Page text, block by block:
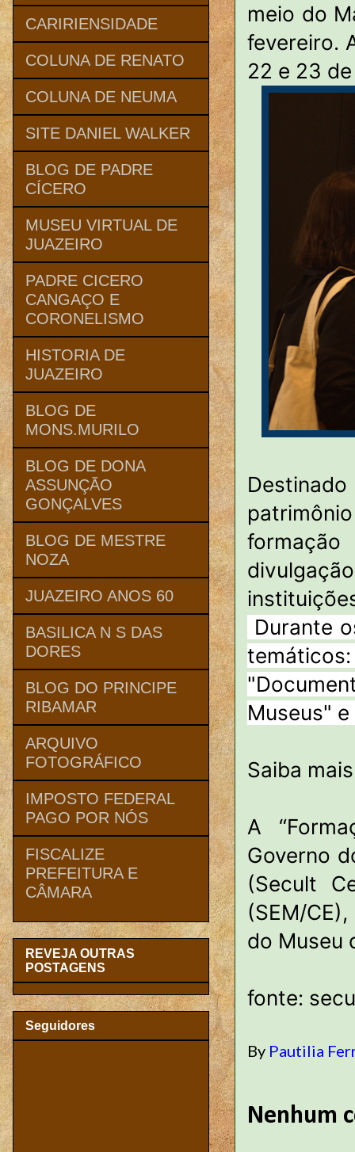
meio do
fevereiro.
22 e 23
Durante
Museus"
Saiba
A
Governo
(Secult
(SEM/
do Museu
fonte:
By Pautilia
Nenhum
CARIRIENSIDADE
COLUNA DE RENATO
COLUNA DE NEUMA
SITE DANIEL WALKER
BLOG DE PADRE
CÍCERO
MUSEU VIRTUAL DE
JUAZEIRO
PADRE CICERO
CANGAÇO E
CORONELISMO
HISTORIA DE
JUAZEIRO
BLOG DE
MONS.MURILO
BLOG DE DONA
ASSUNÇÃO
GONÇALVES
BLOG DE MESTRE
NOZA
JUAZEIRO ANOS 60
BASILICA N S DAS
DORES
BLOG DO PRINCIPE
RIBAMAR
ARQUIVO
FOTOGRÁFICO
IMPOSTO FEDERAL
PAGO POR NÓS
FISCALIZE
PREFEITURA E
CÂMARA
REVEJA OUTRAS
POSTAGENS
Seguidores